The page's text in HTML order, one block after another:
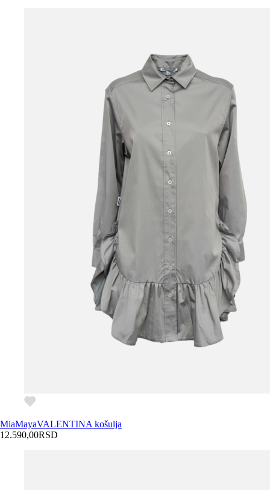
MiaMayaVALENTINA košulja
12.590,00RSD